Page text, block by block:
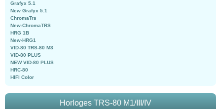
Grafyx 5.1
New Grafyx 5.1
ChromaTrs
New-ChromaTRS
HRG 1B
New-HRG1
VID-80 TRS-80 M3
VID-80 PLUS
NEW VID-80 PLUS
HRC-80
HIFI Color
Horloges TRS-80 M1/III/IV